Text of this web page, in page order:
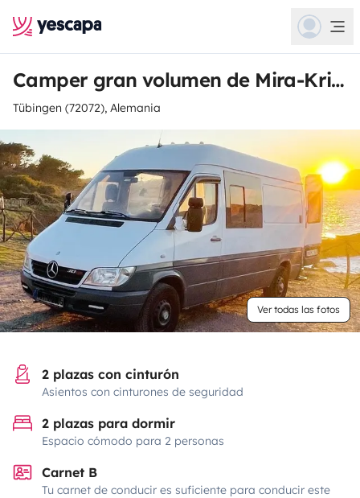
Camper gran volumen de Mira-Kristin
Tübingen (72072), Alemania
Ver todas las fotos
2 plazas con cinturón
Asientos con cinturones de seguridad
2 plazas para dormir
Espacio cómodo para 2 personas
Carnet B
Tu carnet de conducir es suficiente para conducir este